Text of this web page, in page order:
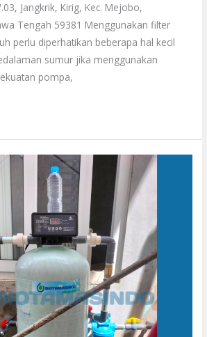
Jangkrik, Kirig, Kec. Mejobo,
Tengah 59381 Menggunakan filter
perlu diperhatikan beberapa hal kecil
sumur jika menggunakan
pompa,